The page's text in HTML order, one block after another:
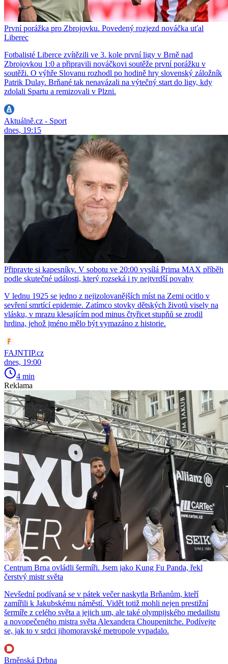
První porážka pro Zbrojovku. Povedený rozjezd nováčka uťal
Liberec
Fotbalisté Liberce zvítězili ve 3. kole první ligy v Brně nad
Zbrojovkou 1:0 a připravili nováčkovi soutěže první porážku v
soutěži. O výhře Slovanu rozhodl po hodině hry slovenský záložník
Patrik Dulay. Brňané tak nenavázali na výtečný start do ligy, kdy
zdolali Spartu a remizovali v Plzni.
Aktuálně.cz - Sport
dnes, 19:15
Připravte si kapesníky. V sobotu ve 20:00 vysílá Prima MAX příběh
podle skutečné události, který rozseká i ty nejtvrdší povahy
V lednu 1925 se jedno z nejizolovanějších míst na Zemi ocitlo v
sevření smrtící epidemie. Zatímco stovky dětských životů visely na
vlásku, v mrazu klesajícím pod minus čtyřicet stupňů se zrodil
hrdina, jehož jméno mělo být vymazáno z historie.
FAJNTIP.cz
dnes, 19:00
4 min
Reklama
Centrum Brna ovládli šermíři. Jsem jako Kung Fu Panda, řekl
čerstvý mistr světa
Nevšední podívaná se v pátek večer naskytla Brňanům, kteří
zamířili k Jakubskému náměstí. Vidět totiž mohli nejen prestižní
šermíře z celého světa a jejich um, ale také olympijského medailistu
a novopečeného mistra světa Alexandera Choupenitche. Podívejte
se, jak to v srdci jihomoravské metropole vypadalo.
Brněnská Drbna